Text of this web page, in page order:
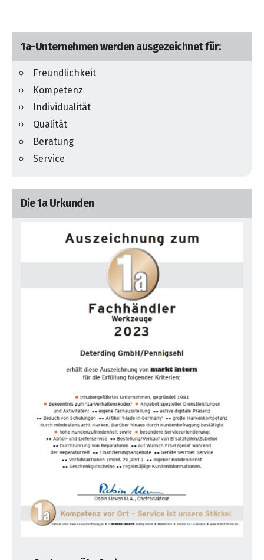
1a-Unternehmen werden ausgezeichnet für:
Freundlichkeit
Kompetenz
Individualität
Qualität
Beratung
Service
Die 1a Urkunden